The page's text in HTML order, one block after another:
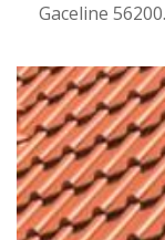
Gaceline 56200.